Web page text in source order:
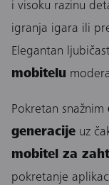
i visoku razinu
igranja igara ili
Elegantan
mobitelu
Pokretan snažnim
generacije uz
mobitel za
pokretanje